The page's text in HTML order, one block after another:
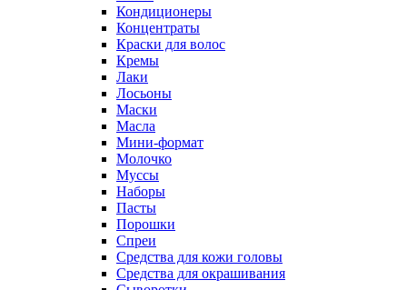
Кондиционеры
Концентраты
Краски для волос
Кремы
Лаки
Лосьоны
Маски
Масла
Мини-формат
Молочко
Муссы
Наборы
Пасты
Порошки
Спреи
Средства для кожи головы
Средства для окрашивания